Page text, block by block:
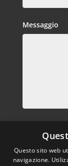
Messaggio
Dichiaro
privacy e di
per le finalità e
Questo sito web
navigazione.